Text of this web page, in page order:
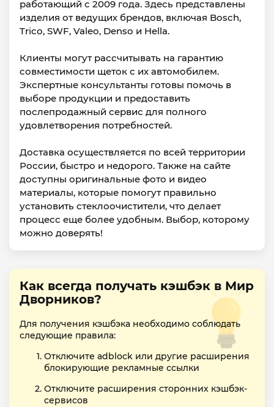
работающий с 2009 года. Здесь представлены
изделия от ведущих брендов, включая Bosch,
Trico, SWF, Valeo, Denso и Hella.
Клиенты могут рассчитывать на гарантию
совместимости щеток с их автомобилем.
Экспертные консультанты готовы помочь в
выборе продукции и предоставить
послепродажный сервис для полного
удовлетворения потребностей.
Доставка осуществляется по всей территории
России, быстро и недорого. Также на сайте
доступны оригинальные фото и видео
материалы, которые помогут правильно
установить стеклоочистители, что делает
процесс еще более удобным. Выбор, которому
можно доверять!
Как всегда получать кэшбэк в Мир
Дворников?
Для получения кэшбэка необходимо соблюдать
следующие правила:
Отключите adblock или другие расширения
блокирующие рекламные ссылки
Отключите расширения сторонних кэшбэк-
сервисов